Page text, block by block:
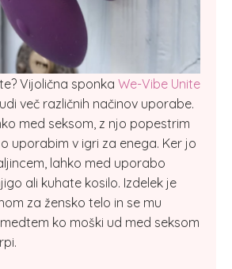
Vijolična sponka We-Vibe Unite
več različnih načinov uporabe.
med seksom, z njo popestrim
uporabim v igri za enega. Ker jo
lahko med uporabo
ali kuhate kosilo. Izdelek je
za žensko telo in se mu
ko moški ud med seksom